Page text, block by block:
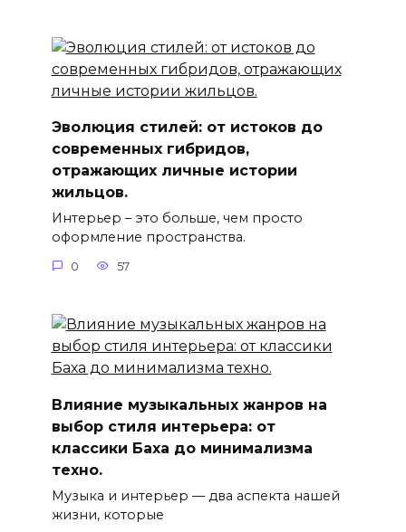
Эволюция стилей: от истоков до
современных гибридов,
отражающих личные истории
жильцов.
Интерьер – это больше, чем просто
оформление пространства.
0 57
Влияние музыкальных жанров на
выбор стиля интерьера: от
классики Баха до минимализма
техно.
Музыка и интерьер — два аспекта нашей
жизни, которые